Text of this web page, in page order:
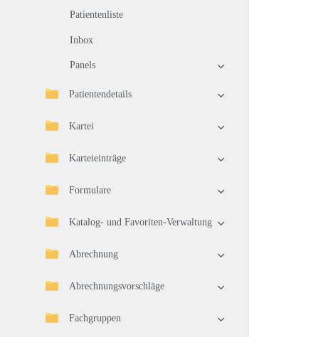
Patientenliste
Inbox
Panels
Patientendetails
Kartei
Karteieinträge
Formulare
Katalog- und Favoriten-Verwaltung
Abrechnung
Abrechnungsvorschläge
Fachgruppen